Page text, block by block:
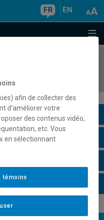
FR EN
afin de collecter des
d’améliorer votre
des contenus vidéo,
etc. Vous
en sélectionnant
témoins